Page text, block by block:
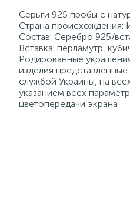
Серьги 925 пробы с
Страна происхождения:
Состав: Серебро 925/
Вставка: перламутр,
Родированные
изделия
службой Украины, на
указанием всех
цветопередачи экрана